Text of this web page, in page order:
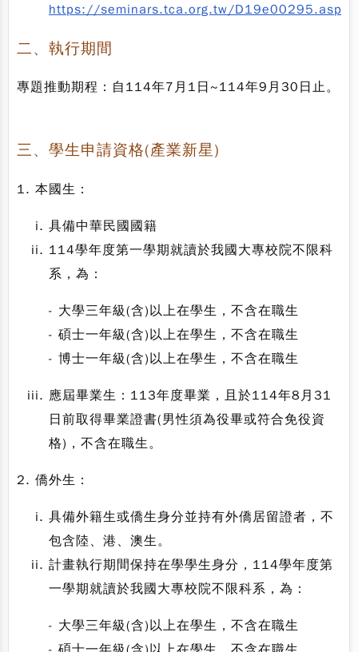
https://seminars.tca.org.tw/D19e00295.aspx
二、執行期間
專題推動期程：自114年7月1日~114年9月30日止。
三、學生申請資格(產業新星)
1. 本國生：
具備中華民國國籍
114學年度第一學期就讀於我國大專校院不限科
系，為：
- 大學三年級(含)以上在學生，不含在職生
- 碩士一年級(含)以上在學生，不含在職生
- 博士一年級(含)以上在學生，不含在職生
應屆畢業生：113年度畢業，且於114年8月31
日前取得畢業證書(男性須為役畢或符合免役資
格)，不含在職生。
2. 僑外生：
具備外籍生或僑生身分並持有外僑居留證者，不
包含陸、港、澳生。
計畫執行期間保持在學學生身分，114學年度第
一學期就讀於我國大專校院不限科系，為：
- 大學三年級(含)以上在學生，不含在職生